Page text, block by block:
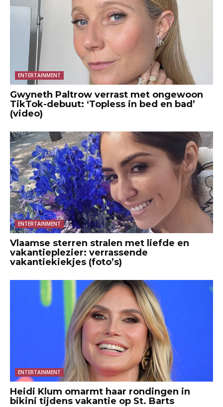
ENTERTAINMENT
Gwyneth Paltrow verrast met ongewoon
TikTok-debuut: ‘Topless in bed en bad’
(video)
ENTERTAINMENT
Vlaamse sterren stralen met liefde en
vakantieplezier: verrassende
vakantiekiekjes (foto’s)
ENTERTAINMENT
Heidi Klum omarmt haar rondingen in
bikini tijdens vakantie op St. Barts